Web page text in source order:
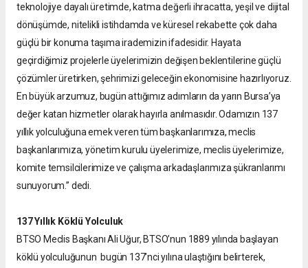
teknolojiye dayalı üretimde, katma değerli ihracatta, yeşil ve dijital
dönüşümde, nitelikli istihdamda ve küresel rekabette çok daha
güçlü bir konuma taşıma irademizin ifadesidir. Hayata
geçirdiğimiz projelerle üyelerimizin değişen beklentilerine güçlü
çözümler üretirken, şehrimizi geleceğin ekonomisine hazırlıyoruz.
En büyük arzumuz, bugün attığımız adımların da yarın Bursa’ya
değer katan hizmetler olarak hayırla anılmasıdır. Odamızın 137
yıllık yolculuğuna emek veren tüm başkanlarımıza, meclis
başkanlarımıza, yönetim kurulu üyelerimize, meclis üyelerimize,
komite temsilcilerimize ve çalışma arkadaşlarımıza şükranlarımı
sunuyorum.” dedi.
137 Yıllık Köklü Yolculuk
BTSO Meclis Başkanı Ali Uğur, BTSO’nun 1889 yılında başlayan
köklü yolculuğunun bugün 137’nci yılına ulaştığını belirterek,